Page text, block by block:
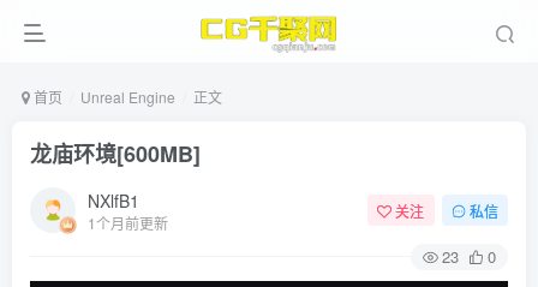
首页 Unreal Engine 正文
龙庙环境[600MB]
NXlfB1
1个月前更新
关注 私信
23 0